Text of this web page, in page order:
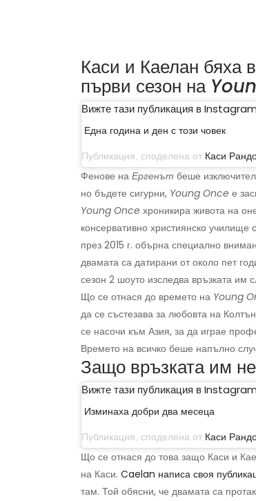
Каси и Каелан бяха
първи сезон на
Вижте тази публикация в Instagram
Една година и ден с този човек
Публикация, споделена от Каси
Фенове на Ергенът беше
но бъдете сигурни, Young Once е
Young Once хроникира живота на
консервативно християнско
през 2015 г. обърна специално
двамата са датирани от около пет
сезон 2 шоуто изследва връзката
Що се отнася до времето на Young
да се състезава за любовта на
се насочи към Азия, за да играе
Времето на всичко беше напълно
Защо връзката им
Вижте тази публикация в Instagram
Изминаха добри два месеца
Публикация, споделена от Каси
Що се отнася до това защо Каси и
на Каси. Caelan написа своя
там. Той обясни, че двамата са